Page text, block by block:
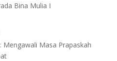
Bina Mulia I
Mengawali Masa Prapaskah